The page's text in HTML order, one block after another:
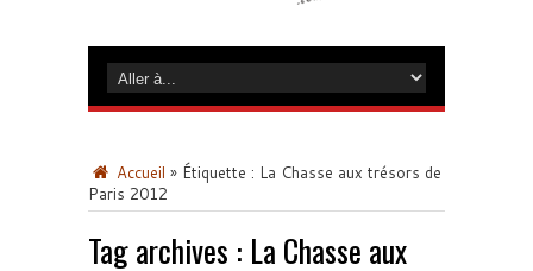
Accueil » Étiquette : La Chasse aux trésors de
Paris 2012
Tag archives : La Chasse aux